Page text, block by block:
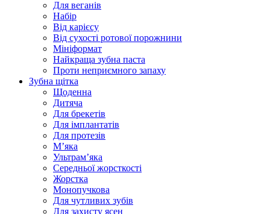
Для веганів
Набір
Від карієсу
Від сухості ротової порожнини
Мініформат
Найкраща зубна паста
Проти неприємного запаху
Зубна щітка
Щоденна
Дитяча
Для брекетів
Для імплантатів
Для протезів
Мʼяка
Ультрамʼяка
Середньої жорсткості
Жорстка
Монопучкова
Для чутливих зубів
Для захисту ясен